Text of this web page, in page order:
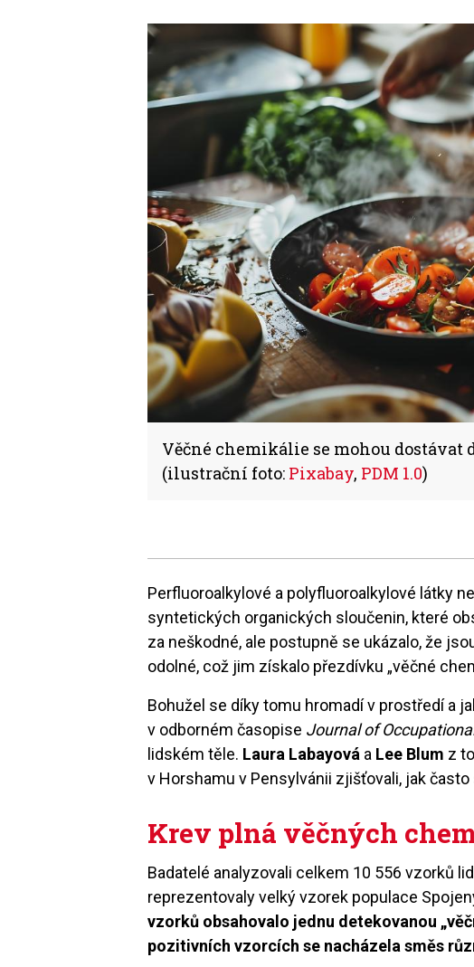
Věčné chemikálie se mohou dostávat
(ilustrační foto: Pixabay, PDM 1.0)
Perfluoroalkylové a polyfluoroalkylové látky
syntetických organických sloučenin, které
za neškodné, ale postupně se ukázalo, že
odolné, což jim získalo přezdívku „věčné
Bohužel se díky tomu hromadí v prostředí a
v odborném časopise Journal of
lidském těle. Laura Labayová a Lee Blum z
v Horshamu v Pensylvánii zjišťovali, jak
Krev plná věčných
Badatelé analyzovali celkem 10 556 vzorků
reprezentovaly velký vzorek populace
vzorků obsahovalo jednu detekovanou
pozitivních vzorcích se nacházela směs